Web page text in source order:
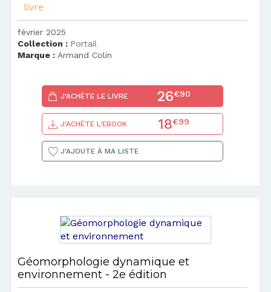
livre
février 2025
Collection : Portail
Marque : Armand Colin
J'ACHÈTE LE LIVRE 26€90
J'ACHÈTE L'EBOOK 18€99
J'AJOUTE À MA LISTE
Géomorphologie dynamique et
environnement - 2e édition